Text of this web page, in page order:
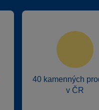
40 kamenných
v ČR